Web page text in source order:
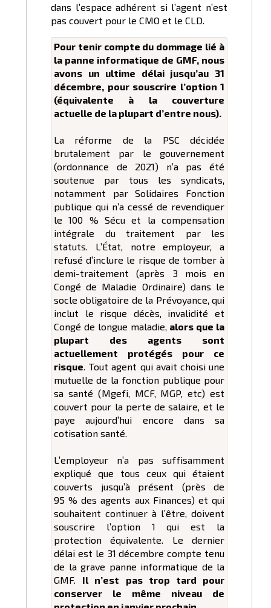
dans l’espace adhérent si l’agent n’est
pas couvert pour le CMO et le CLD.
Pour tenir compte du dommage lié à
la panne informatique de GMF, nous
avons un ultime délai jusqu’au 31
décembre, pour souscrire l’option 1
(équivalente à la couverture
actuelle de la plupart d’entre nous).
La réforme de la PSC décidée
brutalement par le gouvernement
(ordonnance de 2021) n’a pas été
soutenue par tous les syndicats,
notamment par Solidaires Fonction
publique qui n’a cessé de revendiquer
le 100 % Sécu et la compensation
intégrale du traitement par les
statuts. L’État, notre employeur, a
refusé d’inclure le risque de tomber à
demi-traitement (après 3 mois en
Congé de Maladie Ordinaire) dans le
socle obligatoire de la Prévoyance, qui
inclut le risque décès, invalidité et
Congé de longue maladie, alors que la
plupart des agents sont
actuellement protégés pour ce
risque. Tout agent qui avait choisi une
mutuelle de la fonction publique pour
sa santé (Mgefi, MCF, MGP, etc) est
couvert pour la perte de salaire, et le
paye aujourd’hui encore dans sa
cotisation santé.
L’employeur n’a pas suffisamment
expliqué que tous ceux qui étaient
couverts jusqu’à présent (près de
95 % des agents aux Finances) et qui
souhaitent continuer à l’être, doivent
souscrire l’option 1 qui est la
protection équivalente. Le dernier
délai est le 31 décembre compte tenu
de la grave panne informatique de la
GMF. Il n’est pas trop tard pour
conserver le même niveau de